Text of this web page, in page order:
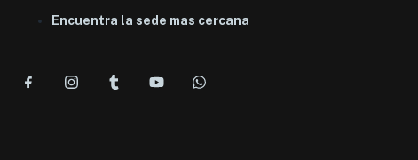
Encuentra la sede mas cercana